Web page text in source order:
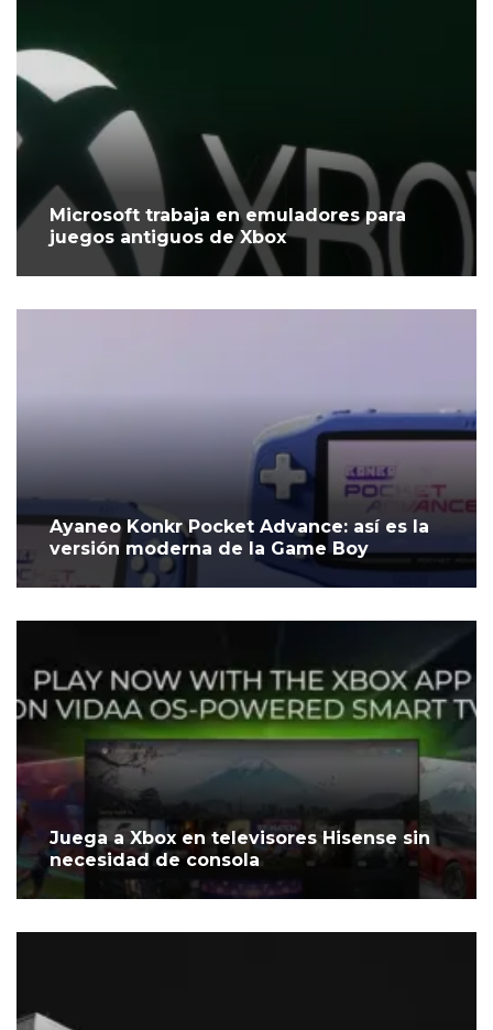
Microsoft trabaja en emuladores para
juegos antiguos de Xbox
Ayaneo Konkr Pocket Advance: así es la
versión moderna de la Game Boy
Juega a Xbox en televisores Hisense sin
necesidad de consola